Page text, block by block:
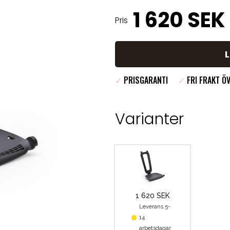
Pris 1 620 SEK
✓ PRISGARANTI ✓ FRI FRAKT
Varianter
1 620 SEK
Leverans 5-
14
arbetsdagar